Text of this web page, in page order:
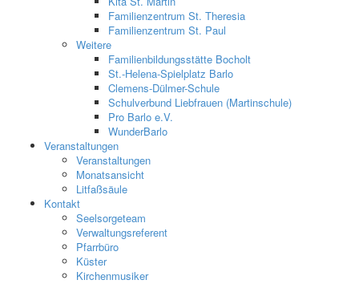
Familienzentrum St. Theresia
Familienzentrum St. Paul
Weitere
Familienbildungsstätte Bocholt
St.-Helena-Spielplatz Barlo
Clemens-Dülmer-Schule
Schulverbund Liebfrauen (Martinschule)
Pro Barlo e.V.
WunderBarlo
Veranstaltungen
Veranstaltungen
Monatsansicht
Litfaßsäule
Kontakt
Seelsorgeteam
Verwaltungsreferent
Pfarrbüro
Küster
Kirchenmusiker